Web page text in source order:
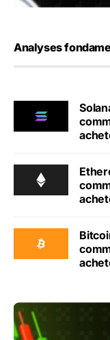
Analyses